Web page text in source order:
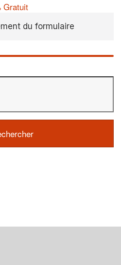
Gratuit
du formulaire